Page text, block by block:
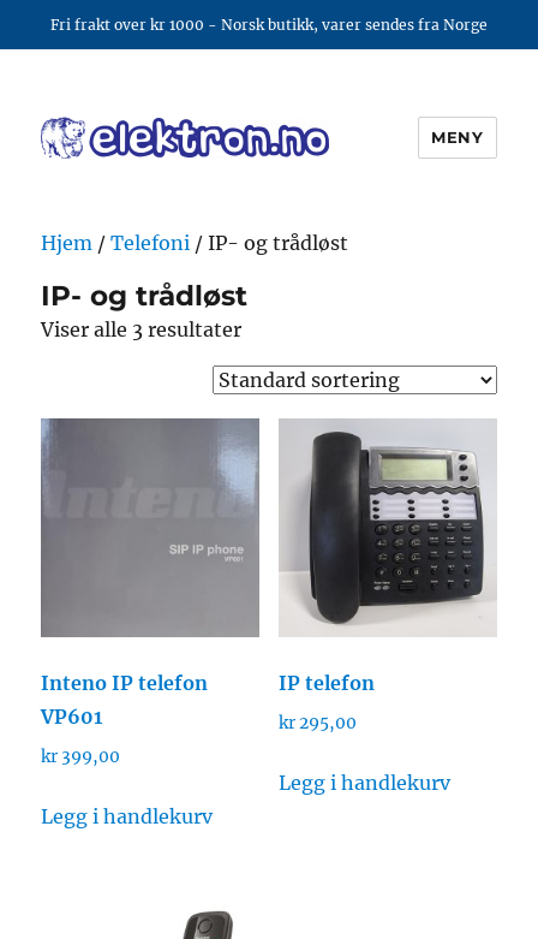
Fri frakt over kr 1000 - Norsk butikk, varer sendes fra Norge
MENY
Hjem /Telefoni / IP- og trådløst
IP- og trådløst
Viser alle 3 resultater
Inteno IP telefon
VP601
kr 399,00
Legg i handlekurv
IP telefon
kr295,00
Legg i handlekurv